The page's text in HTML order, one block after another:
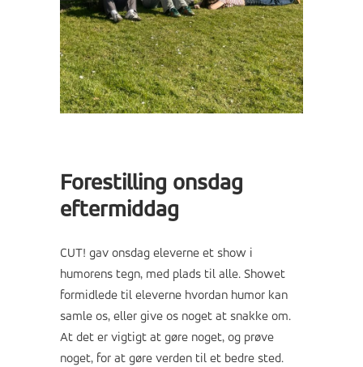
Forestilling onsdag
eftermiddag
CUT! gav onsdag eleverne et show i
humorens tegn, med plads til alle. Showet
formidlede til eleverne hvordan humor kan
samle os, eller give os noget at snakke om.
At det er vigtigt at gøre noget, og prøve
noget, for at gøre verden til et bedre sted.